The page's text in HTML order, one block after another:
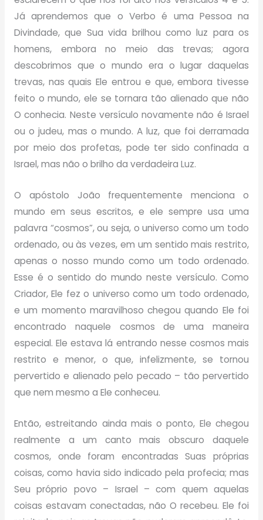
Já aprendemos que o Verbo é uma Pessoa na
Divindade, que Sua vida brilhou como luz para os
homens, embora no meio das trevas; agora
descobrimos que o mundo era o lugar daquelas
trevas, nas quais Ele entrou e que, embora tivesse
feito o mundo, ele se tornara tão alienado que não
O conhecia. Neste versículo novamente não é Israel
ou o judeu, mas o mundo. A luz, que foi derramada
por meio dos profetas, pode ter sido confinada a
Israel, mas não o brilho da verdadeira Luz.
O apóstolo João frequentemente menciona o
mundo em seus escritos, e ele sempre usa uma
palavra “cosmos”, ou seja, o universo como um todo
ordenado, ou às vezes, em um sentido mais restrito,
apenas o nosso mundo como um todo ordenado.
Esse é o sentido do mundo neste versículo. Como
Criador, Ele fez o universo como um todo ordenado,
e um momento maravilhoso chegou quando Ele foi
encontrado naquele cosmos de uma maneira
especial. Ele estava lá entrando nesse cosmos mais
restrito e menor, o que, infelizmente, se tornou
pervertido e alienado pelo pecado – tão pervertido
que nem mesmo a Ele conheceu.
Então, estreitando ainda mais o ponto, Ele chegou
realmente a um canto mais obscuro daquele
cosmos, onde foram encontradas Suas próprias
coisas, como havia sido indicado pela profecia; mas
Seu próprio povo – Israel – com quem aquelas
coisas estavam conectadas, não O recebeu. Ele foi